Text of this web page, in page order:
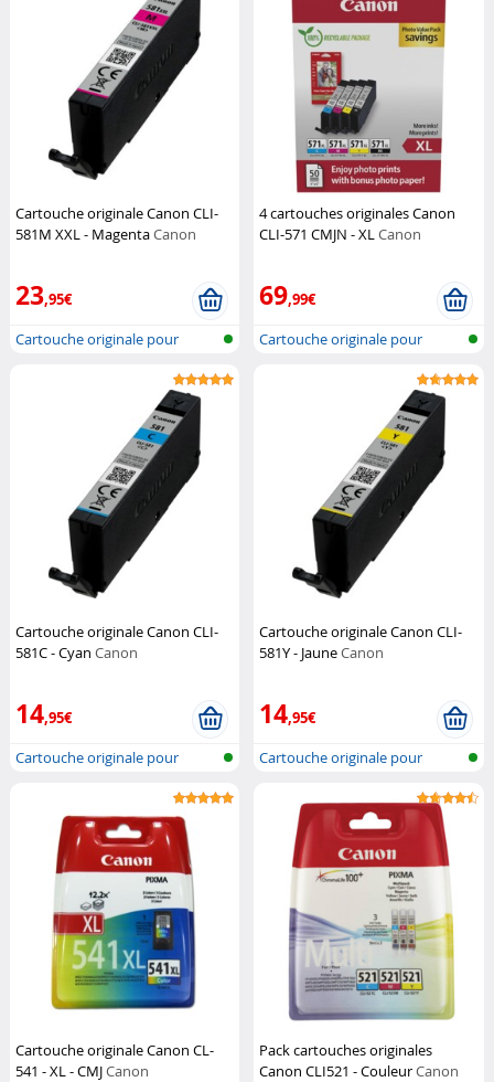
Cartouche originale Canon CLI-
581M XXL - MagentaCanon
23,95€
Cartouche originale pour
4 cartouches originales Canon
CLI-571 CMJN - XLCanon
69,99€
Cartouche originale pour
Cartouche originale Canon CLI-
581C - Cyan Canon
14,95€
Cartouche originale pour
Cartouche originale Canon CLI-
581Y - JauneCanon
14,95€
Cartouche originale pour
Cartouche originale Canon CL-
541 - XL - CMJCanon
Pack cartouches originales
Canon CLI521 - CouleurCanon